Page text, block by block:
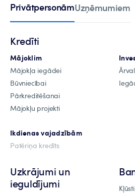
PrivātpersonāmUzņēmumiem
Kredīti
Mājoklim
Mājokļa iegādei
Būvniecībai
Pārkreditēšanai
Mājokļu projekti
Ikdienas vajadzībām
Patēriņa kredīts
Uzkrājumi un
ieguldījumi